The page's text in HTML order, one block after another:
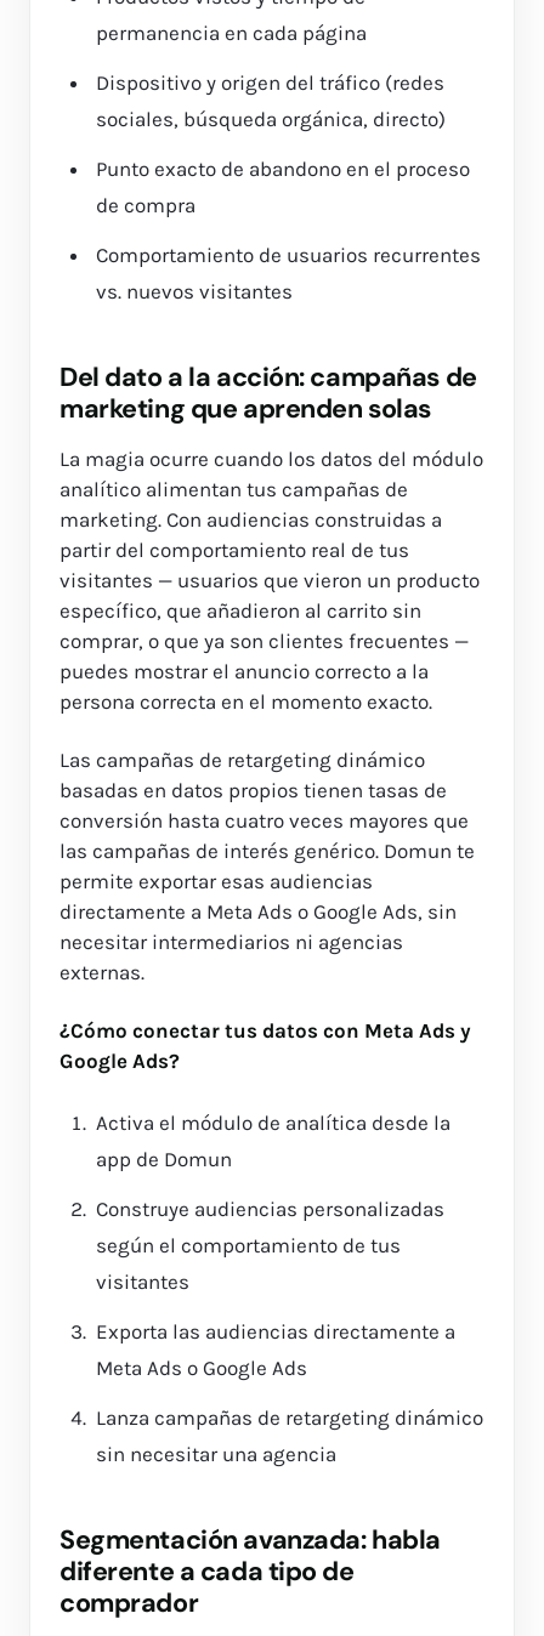
permanencia en cada página
Dispositivo y origen del tráfico (redes
sociales, búsqueda orgánica, directo)
Punto exacto de abandono en el proceso
de compra
Comportamiento de usuarios recurrentes
vs. nuevos visitantes
Del dato a la acción: campañas de
marketing que aprenden solas
La magia ocurre cuando los datos del módulo
analítico alimentan tus campañas de
marketing. Con audiencias construidas a
partir del comportamiento real de tus
visitantes — usuarios que vieron un producto
específico, que añadieron al carrito sin
comprar, o que ya son clientes frecuentes —
puedes mostrar el anuncio correcto a la
persona correcta en el momento exacto.
Las campañas de retargeting dinámico
basadas en datos propios tienen tasas de
conversión hasta cuatro veces mayores que
las campañas de interés genérico. Domun te
permite exportar esas audiencias
directamente a Meta Ads o Google Ads, sin
necesitar intermediarios ni agencias
externas.
¿Cómo conectar tus datos con Meta Ads y
Google Ads?
Activa el módulo de analítica desde la
app de Domun
Construye audiencias personalizadas
según el comportamiento de tus
visitantes
Exporta las audiencias directamente a
Meta Ads o Google Ads
Lanza campañas de retargeting dinámico
sin necesitar una agencia
Segmentación avanzada: habla
diferente a cada tipo de
comprador